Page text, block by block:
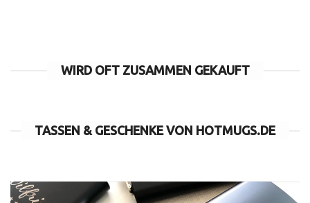
WIRD OFT ZUSAMMEN GEKAUFT
TASSEN & GESCHENKE VON HOTMUGS.DE